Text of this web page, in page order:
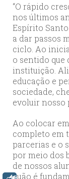
“O rápido
nos últimos
Espírito
a dar passos
ciclo. Ao
o sentido que
instituição.
educação e
sociedade,
evoluir nosso
Ao colocar
completo em
parcerias e o
por meio dos
de nossos
quão é